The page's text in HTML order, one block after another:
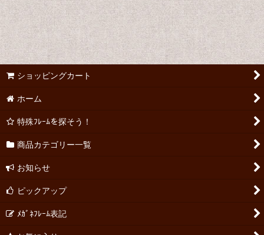
ショッピングカート
ホーム
特殊ﾌﾚｰﾑを探そう！
商品カテゴリー一覧
お知らせ
ピックアップ
ﾒｶﾞﾈﾌﾚｰﾑ表記